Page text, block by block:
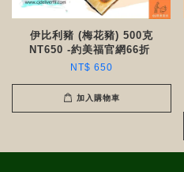
伊比利豬 (梅花豬) 500克
NT650 -約美福官網66折 ​​
NT$ 650
加入購物車